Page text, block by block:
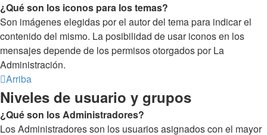
¿Qué son los iconos para los temas?
Son imágenes elegidas por el autor del tema para indicar el
contenido del mismo. La posibilidad de usar iconos en los
mensajes depende de los permisos otorgados por La
Administración.
Arriba
Niveles de usuario y grupos
¿Qué son los Administradores?
Los Administradores son los usuarios asignados con el mayor